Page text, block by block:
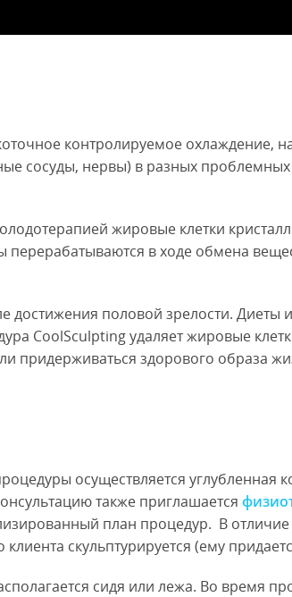
контролируемое охлаждение,
сосуды, нервы) в разных
жировые клетки
в ходе обмена
достижения половой зрелости.
CoolSculpting удаляет жировые
придерживаться здорового образа
осуществляется углубленная
также приглашается
план процедур. В
скульптурируется (ему
сидя или лежа. Во время